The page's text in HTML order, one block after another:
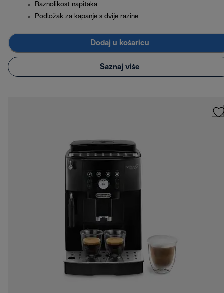
Raznolikost napitaka
Podložak za kapanje s dvije razine
Dodaj u košaricu
Saznaj više